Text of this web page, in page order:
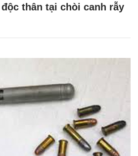
thân tại chòi canh rẫy